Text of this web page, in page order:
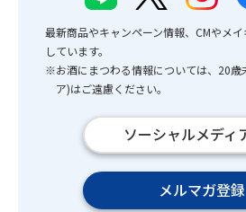
最新商品やキャンペーン情報、CMやメ
しています。
※お酒にまつわる情報については、20歳
ア)はご遠慮ください。
ソーシャルメディ
メルマガ登録